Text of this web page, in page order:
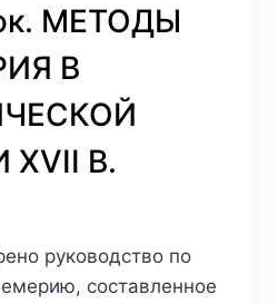
МЕТОДЫ
В
В.
руководство по
составленное